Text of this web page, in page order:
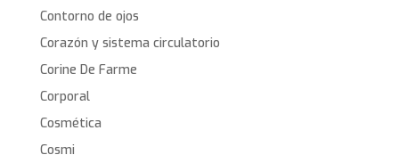
Contorno de ojos
Corazón y sistema circulatorio
Corine De Farme
Corporal
Cosmética
Cosmi